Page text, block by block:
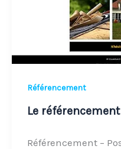
Référencement
Le
Référencement –